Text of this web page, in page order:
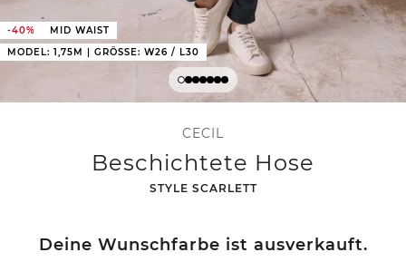
-40%
MID WAIST
MODEL: 1,75M | GRÖSSE: W26 / L30
CECIL
Beschichtete Hose
-
STYLE SCARLETT
Deine Wunschfarbe ist ausverkauft.